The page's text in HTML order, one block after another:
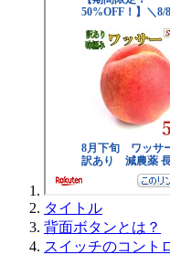
タイトル
背面ボタンとは？
スイッチのコント